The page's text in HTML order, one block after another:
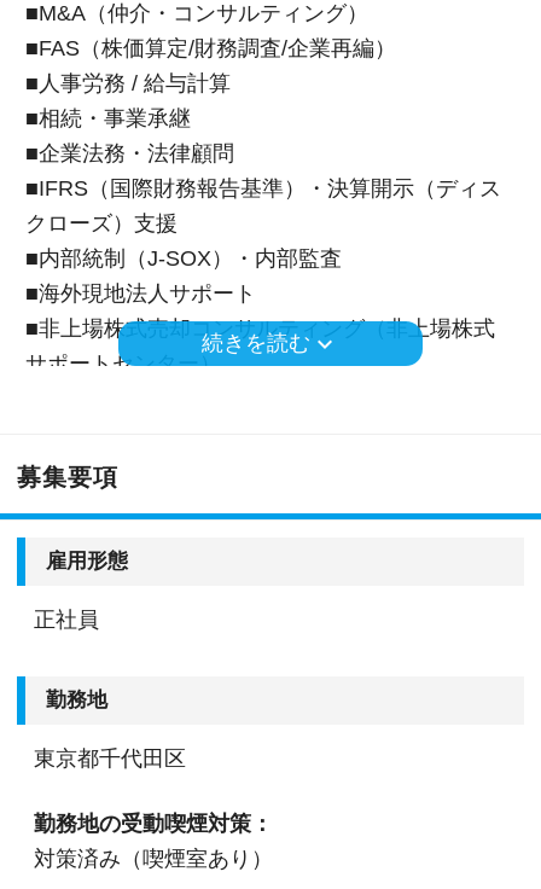
■M&A（仲介・コンサルティング）
■FAS（株価算定/財務調査/企業再編）
■人事労務 / 給与計算
■相続・事業承継
■企業法務・法律顧問
■IFRS（国際財務報告基準）・決算開示（ディス
クローズ）支援
■内部統制（J-SOX）・内部監査
■海外現地法人サポート
■非上場株式売却コンサルティング（非上場株式
サポートセンター）
続きを読む keyboard_arrow_down
募集要項
雇用形態
正社員
勤務地
東京都千代田区
勤務地の受動喫煙対策：
対策済み（喫煙室あり）